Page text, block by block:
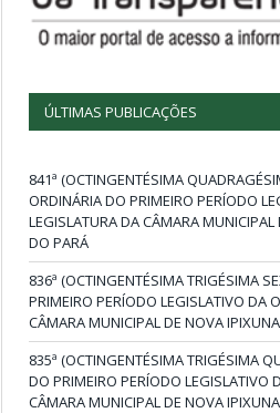
ÚLTIMAS PUBLICAÇÕES
841ª (OCTINGENTÉSIMA
ORDINÁRIA DO PRIMEIRO PERÍODO
LEGISLATURA DA CÂMARA
DO PARÁ
836ª (OCTINGENTÉSIMA TRIGÉSIMA
PRIMEIRO PERÍODO LEGISLATIVO DA
CÂMARA MUNICIPAL DE NOVA
835ª (OCTINGENTÉSIMA TRIGÉSIMA
DO PRIMEIRO PERÍODO LEGISLATIVO
CÂMARA MUNICIPAL DE NOVA